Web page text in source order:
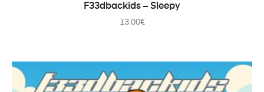
ADD TO CART
F33dbackids – Sleepy
13.00€